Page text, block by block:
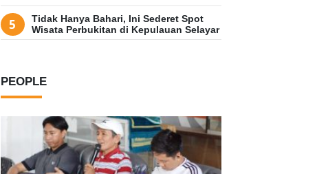
Tidak Hanya Bahari, Ini Sederet Spot
Wisata Perbukitan di Kepulauan Selayar
PEOPLE